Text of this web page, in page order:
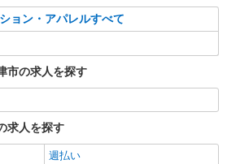
詳細を見る
ルバイト・パート］ 時給1,700円+交通費
車通勤可能！
葉県木更津市金田東3-1-10 三井アウトレッ
ョン・アパレルすべて
市の求人を探す
求人を探す
週払い